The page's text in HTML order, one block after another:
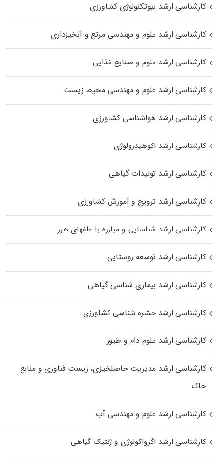
کارشناسی ارشد بیوتکنولوژی کشاورزی
کارشناسی ارشد علوم و مهندسی مرتع و آبخیزداری
کارشناسی ارشد علوم و صنایع غذایی
کارشناسی ارشد علوم و مهندسی محیط زیست
کارشناسی ارشد هواشناسی کشاورزی
کارشناسی ارشد اکوهیدرولوژی
کارشناسی ارشد تولیدات گیاهی
کارشناسی ارشد ترویج و آموزش کشاورزی
کارشناسی ارشد شناسایی و مبارزه با علفهای هرز
کارشناسی ارشد توسعه روستایی
کارشناسی ارشد بیماری‌ شناسی گیاهی
کارشناسی ارشد حشره‌ شناسی کشاورزی
کارشناسی ارشد علوم دام و طیور
کارشناسی ارشد مدیریت حاصلخیزی، زیست فناوری و منابع
خاک
کارشناسی ارشد علوم و مهندسی آب
کارشناسی ارشد اگرواکولوژی و ژنتیک گیاهی